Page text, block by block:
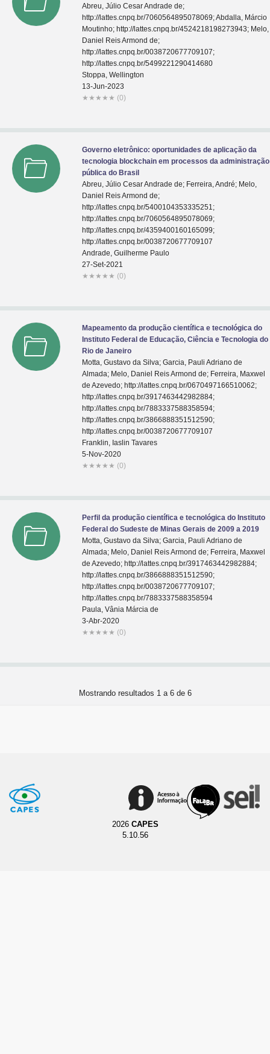
Abreu, Júlio Cesar Andrade de;
http://lattes.cnpq.br/7060564895078069; Abdalla, Márcio
Moutinho; http://lattes.cnpq.br/4524218198273943; Melo,
Daniel Reis Armond de;
http://lattes.cnpq.br/0038720677709107;
http://lattes.cnpq.br/5499221290414680
Stoppa, Wellington
13-Jun-2023
★ ★ ★ ★ ★ (0)
Governo eletrônico: oportunidades de aplicação da
tecnologia blockchain em processos da administração
pública do Brasil
Abreu, Júlio Cesar Andrade de; Ferreira, André; Melo,
Daniel Reis Armond de;
http://lattes.cnpq.br/5400104353335251;
http://lattes.cnpq.br/7060564895078069;
http://lattes.cnpq.br/4359400160165099;
http://lattes.cnpq.br/0038720677709107
Andrade, Guilherme Paulo
27-Set-2021
★ ★ ★ ★ ★ (0)
Mapeamento da produção científica e tecnológica do
Instituto Federal de Educação, Ciência e Tecnologia do
Rio de Janeiro
Motta, Gustavo da Silva; Garcia, Pauli Adriano de
Almada; Melo, Daniel Reis Armond de; Ferreira, Maxwel
de Azevedo; http://lattes.cnpq.br/0670497166510062;
http://lattes.cnpq.br/3917463442982884;
http://lattes.cnpq.br/7883337588358594;
http://lattes.cnpq.br/3866888351512590;
http://lattes.cnpq.br/0038720677709107
Franklin, Iaslin Tavares
5-Nov-2020
★ ★ ★ ★ ★ (0)
Perfil da produção científica e tecnológica do Instituto
Federal do Sudeste de Minas Gerais de 2009 a 2019
Motta, Gustavo da Silva; Garcia, Pauli Adriano de
Almada; Melo, Daniel Reis Armond de; Ferreira, Maxwel
de Azevedo; http://lattes.cnpq.br/3917463442982884;
http://lattes.cnpq.br/3866888351512590;
http://lattes.cnpq.br/0038720677709107;
http://lattes.cnpq.br/7883337588358594
Paula, Vânia Márcia de
3-Abr-2020
★ ★ ★ ★ ★ (0)
Mostrando resultados 1 a 6 de 6
2026 CAPES
5.10.56